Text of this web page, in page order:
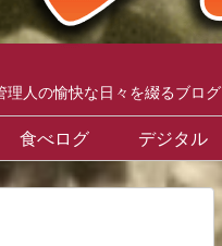
人の愉快な日々を綴るブログ
食べログ デジタル